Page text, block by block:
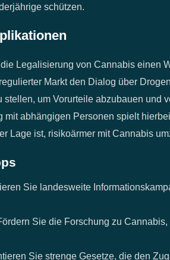
schützen.
Legalisierung von Cannabis einen
Markt den Dialog über
um Vorurteile abzubauen
mit abhängigen Personen spielt
Lage ist, risikoärmer mit Cannabis
Sie landesweite
Sie die Forschung zu
Sie strenge Gesetze, die den